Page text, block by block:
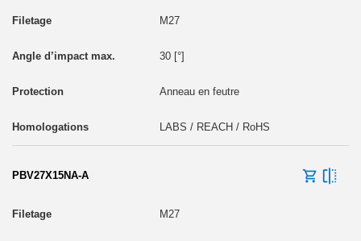
M27
30 [°]
Anneau en feutre
LABS / REACH / RoHS
PBV27X15NA-A
M27